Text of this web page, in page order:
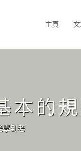
主頁
本的
學到老